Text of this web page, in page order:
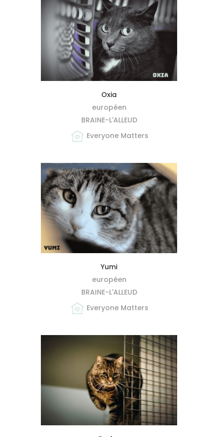
MIEUX ME CONNAÎTRE
Oxia
européen
BRAINE-L'ALLEUD
Everyone Matters
MIEUX ME CONNAÎTRE
Yumi
européen
BRAINE-L'ALLEUD
Everyone Matters